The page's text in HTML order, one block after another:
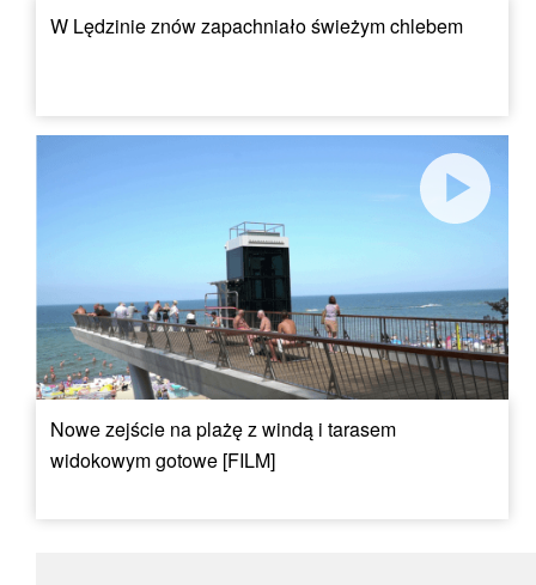
W Lędzinie znów zapachniało świeżym chlebem
Nowe zejście na plażę z windą i tarasem
widokowym gotowe [FILM]